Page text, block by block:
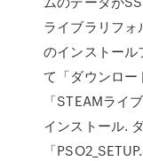
ライブラリフォ
のインストール
て「ダウンロ
「STEAMライ
インストール.
「